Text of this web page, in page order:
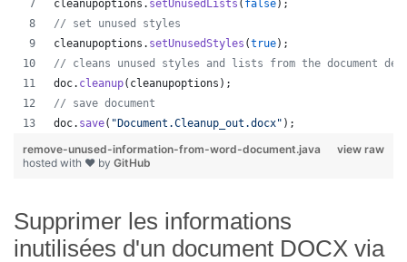
cleanupoptions . setUnusedLists ( false);
// set unused styles
cleanupoptions . setUnusedStyles (true);
// cleans unused styles and lists from the document
doc. cleanup( cleanupoptions );
// save document
doc. save( "Document.Cleanup_out.docx" );
view raw
remove-unused-information-from-word-document.java
hosted with ❤ by GitHub
Supprimer les informations
inutilisées d'un document DOCX via